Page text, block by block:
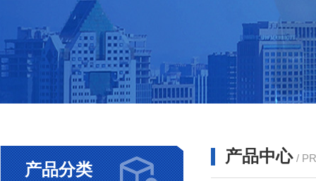
产品分类
产品中心 /